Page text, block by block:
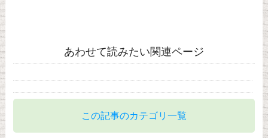
あわせて読みたい関連ページ
この記事のカテゴリ一覧